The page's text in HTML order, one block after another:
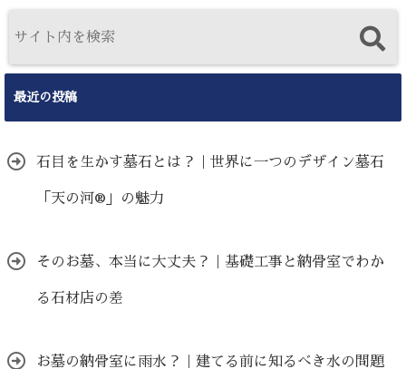
最近の投稿
石目を生かす墓石とは？｜世界に一つのデザイン墓石
「天の河®」の魅力
そのお墓、本当に大丈夫？｜基礎工事と納骨室でわか
る石材店の差
お墓の納骨室に雨水？｜建てる前に知るべき水の問題